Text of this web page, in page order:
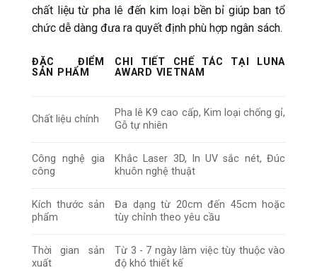
chất liệu từ pha lê đến kim loại bền bỉ giúp ban tổ
chức dễ dàng đưa ra quyết định phù hợp ngân sách.
ĐẶC ĐIỂM
SẢN PHẨM
CHI TIẾT CHẾ TÁC TẠI LUNA
AWARD VIETNAM
Chất liệu chính
Pha lê K9 cao cấp, Kim loại chống gỉ,
Gỗ tự nhiên
Công nghệ gia
công
Khắc Laser 3D, In UV sắc nét, Đúc
khuôn nghệ thuật
Kích thước sản
phẩm
Đa dạng từ 20cm đến 45cm hoặc
tùy chỉnh theo yêu cầu
Thời gian sản
xuất
Từ 3 - 7 ngày làm việc tùy thuộc vào
độ khó thiết kế